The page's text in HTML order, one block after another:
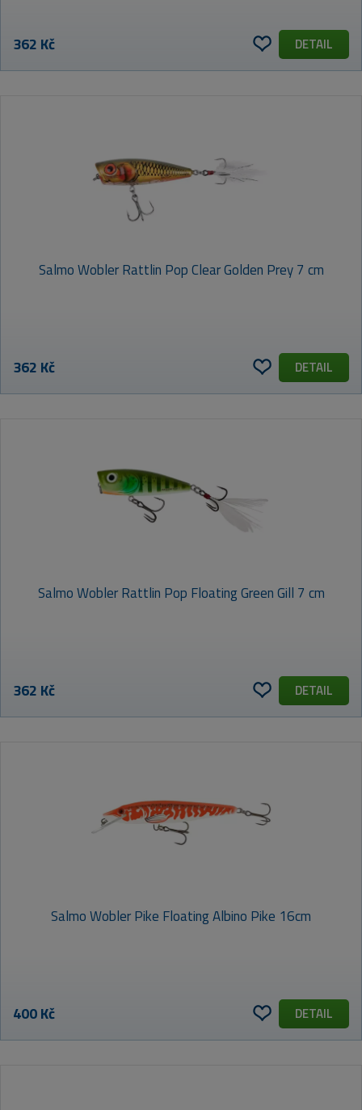
362 Kč DETAIL
Salmo Wobler Rattlin Pop Clear Golden Prey 7 cm
362 Kč DETAIL
Salmo Wobler Rattlin Pop Floating Green Gill 7 cm
362 Kč DETAIL
Salmo Wobler Pike Floating Albino Pike 16cm
400 Kč DETAIL